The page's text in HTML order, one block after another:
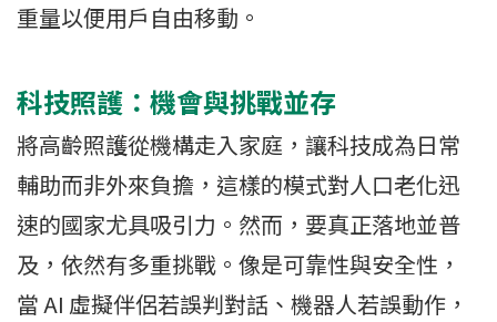
重量以便用戶自由移動。
科技照護：機會與挑戰並存
將高齡照護從機構走入家庭，讓科技成為日常
輔助而非外來負擔，這樣的模式對人口老化迅
速的國家尤具吸引力。然而，要真正落地並普
及，依然有多重挑戰。像是可靠性與安全性，
當 AI 虛擬伴侶若誤判對話、機器人若誤動作，